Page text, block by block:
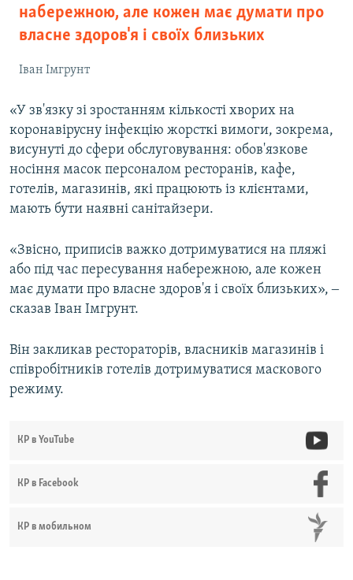
набережною, але кожен має думати про
власне здоров'я і своїх близьких
Іван Імгрунт
«У зв'язку зі зростанням кількості хворих на
коронавірусну інфекцію жорсткі вимоги, зокрема,
висунуті до сфери обслуговування: обов'язкове
носіння масок персоналом ресторанів, кафе,
готелів, магазинів, які працюють із клієнтами,
мають бути наявні санітайзери.
«Звісно, приписів важко дотримуватися на пляжі
або під час пересування набережною, але кожен
має думати про власне здоров'я і своїх близьких», ‒
сказав Іван Імгрунт.
Він закликав рестораторів, власників магазинів і
співробітників готелів дотримуватися маскового
режиму.
КР в YouTube
КР в Facebook
КР в мобильном